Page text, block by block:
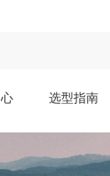
选型指南